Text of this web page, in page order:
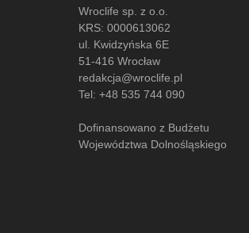
Wroclife sp. z o.o.
KRS: 0000613062
ul. Kwidzyńska 6E
51-416 Wrocław
redakcja@wroclife.pl
Tel: +48 535 744 090
Dofinansowano z Budżetu
Województwa Dolnośląskiego